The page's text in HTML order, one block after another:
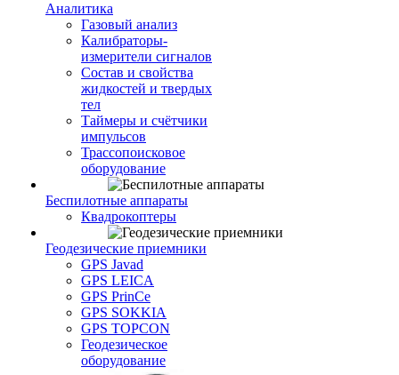
Аналитика
Газовый анализ
Калибраторы-
измерители сигналов
Состав и свойства
жидкостей и твердых
тел
Таймеры и счётчики
импульсов
Трассопоисковое
оборудование
Беспилотные аппараты
Квадрокоптеры
Геодезические приемники
GPS Javad
GPS LEICA
GPS PrinCe
GPS SOKKIA
GPS TOPCON
Геодезическое
оборудование